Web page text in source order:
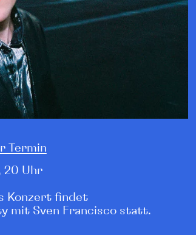
Termin
20 Uhr
Konzert findet
mit Sven Francisco statt.